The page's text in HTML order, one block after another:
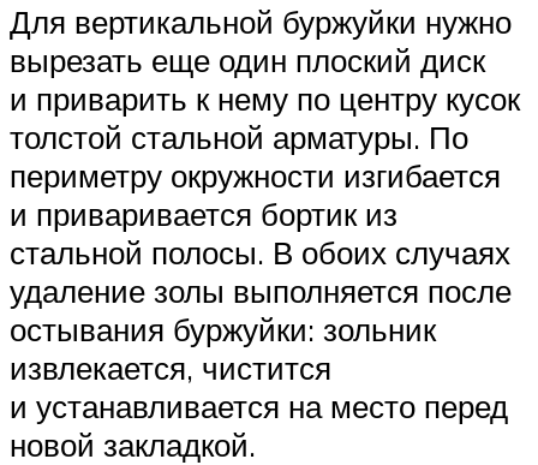
Для вертикальной буржуйки нужно
вырезать еще один плоский диск
и приварить к нему по центру кусок
толстой стальной арматуры. По
периметру окружности изгибается
и приваривается бортик из
стальной полосы. В обоих случаях
удаление золы выполняется после
остывания буржуйки: зольник
извлекается, чистится
и устанавливается на место перед
новой закладкой.